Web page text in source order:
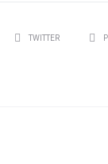
TWITTER